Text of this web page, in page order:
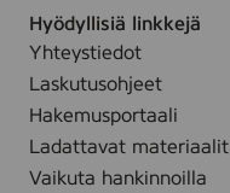
Hyödyllisiä linkkejä
Yhteystiedot
Laskutusohjeet
Hakemusportaali
Ladattavat materiaalit
Vaikuta hankinnoilla